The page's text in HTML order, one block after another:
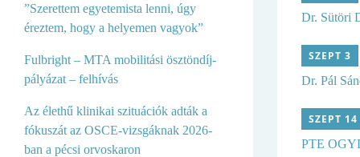
”Szerettem egyetemista lenni, úgy
éreztem, hogy a helyemen vagyok”
Fulbright – MTA mobilitási ösztöndíj-
pályázat – felhívás
Az élethű klinikai szituációk adták a
fókuszát az OSCE-vizsgáknak 2026-
ban a pécsi orvoskaron
Dr. Sütöri
SZEPT 3
Dr. Pál
SZEPT 14
PTE